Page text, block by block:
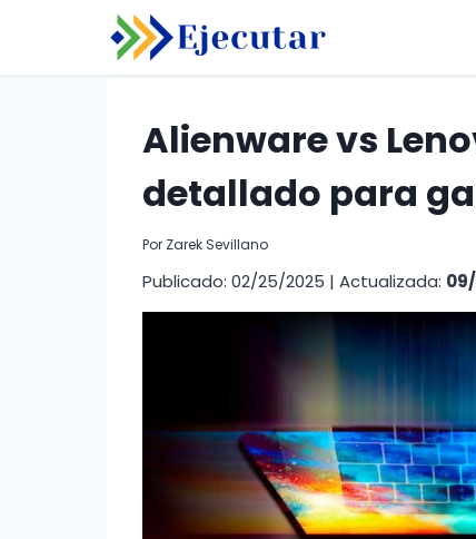
Alienware vs
detallado para
Por Zarek Sevillano
Publicado: 02/25/2025 | Actualizada: